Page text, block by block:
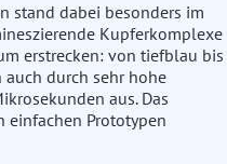
stand dabei besonders im
Kupferkomplexe
erstrecken: von tiefblau bis
durch sehr hohe
aus. Das
Prototypen